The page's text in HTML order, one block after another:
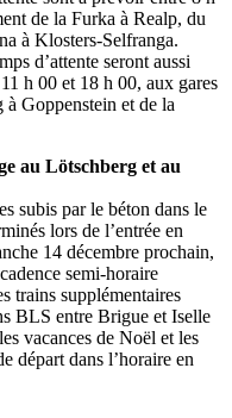
de la Furka à Realp, du
à Klosters-Selfranga.
d’attente seront aussi
h 00 et 18 h 00, aux gares
Goppenstein et de la
au Lötschberg et au
subis par le béton dans le
lors de l’entrée en
14 décembre prochain,
semi-horaire
trains supplémentaires
BLS entre Brigue et Iselle
vacances de Noël et les
départ dans l’horaire en